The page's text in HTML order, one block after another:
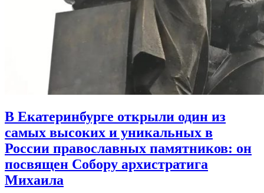
В Екатеринбурге открыли один из
самых высоких и уникальных в
России православных памятников: он
посвящен Собору архистратига
Михаила